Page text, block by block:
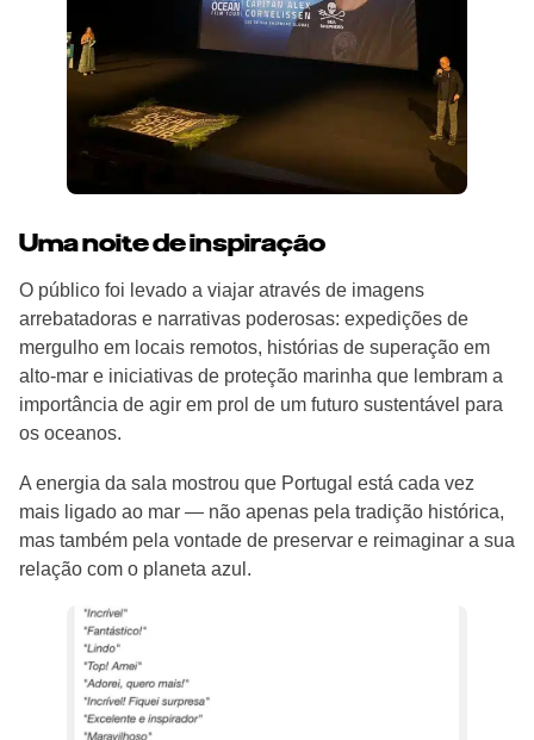
Uma noite de inspiração
O público foi levado a viajar através de imagens
arrebatadoras e narrativas poderosas: expedições de
mergulho em locais remotos, histórias de superação em
alto-mar e iniciativas de proteção marinha que lembram a
importância de agir em prol de um futuro sustentável para
os oceanos.
A energia da sala mostrou que Portugal está cada vez
mais ligado ao mar — não apenas pela tradição histórica,
mas também pela vontade de preservar e reimaginar a sua
relação com o planeta azul.